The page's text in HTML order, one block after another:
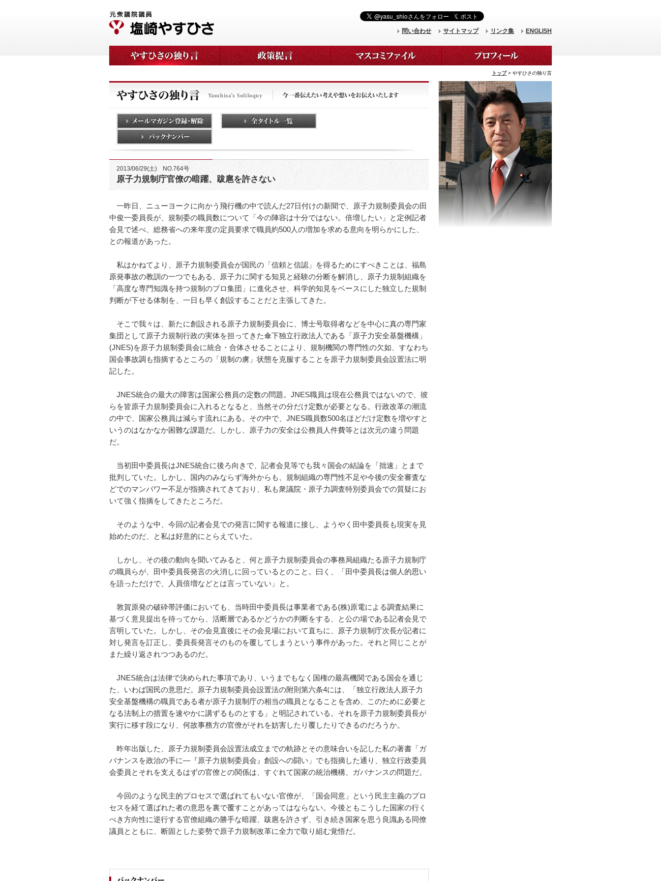
ENGLISH
リンク集
サイトマップ
問い合わせ
トップ> やすひさの独り言
2013/06/29(土) NO.764号
原子力規制庁官僚の暗躍、跋扈を許さない
一昨日、ニューヨークに向かう飛行機の中で読んだ27日付けの新聞で、原子力規制委員会の田
中俊一委員長が、規制委の職員数について「今の陣容は十分ではない。倍増したい」と定例記者
会見で述べ、総務省への来年度の定員要求で職員約500人の増加を求める意向を明らかにした、
との報道があった。
私はかねてより、原子力規制委員会が国民の「信頼と信認」を得るためにすべきことは、福島
原発事故の教訓の一つでもある、原子力に関する知見と経験の分断を解消し、原子力規制組織を
「高度な専門知識を持つ規制のプロ集団」に進化させ、科学的知見をベースにした独立した規制
判断が下せる体制を、一日も早く創設することだと主張してきた。
そこで我々は、新たに創設される原子力規制委員会に、博士号取得者などを中心に真の専門家
集団として原子力規制行政の実体を担ってきた傘下独立行政法人である「原子力安全基盤機構」
(JNES)を原子力規制委員会に統合・合体させることにより、規制機関の専門性の欠如、すなわち
国会事故調も指摘するところの「規制の虜」状態を克服することを原子力規制委員会設置法に明
記した。
JNES統合の最大の障害は国家公務員の定数の問題。JNES職員は現在公務員ではないので、彼
らを皆原子力規制委員会に入れるとなると、当然その分だけ定数が必要となる。行政改革の潮流
の中で、国家公務員は減らす流れにある。その中で、JNES職員数500名ほどだけ定数を増やすと
いうのはなかなか困難な課題だ。しかし、原子力の安全は公務員人件費等とは次元の違う問題
だ。
当初田中委員長はJNES統合に後ろ向きで、記者会見等でも我々国会の結論を「拙速」とまで
批判していた。しかし、国内のみならず海外からも、規制組織の専門性不足や今後の安全審査な
どでのマンパワー不足が指摘されてきており、私も衆議院・原子力調査特別委員会での質疑にお
いて強く指摘をしてきたところだ。
そのような中、今回の記者会見での発言に関する報道に接し、ようやく田中委員長も現実を見
始めたのだ、と私は好意的にとらえていた。
しかし、その後の動向を聞いてみると、何と原子力規制委員会の事務局組織たる原子力規制庁
の職員らが、田中委員長発言の火消しに回っているとのこと。曰く、「田中委員長は個人的思い
を語っただけで、人員倍増などとは言っていない」と。
敦賀原発の破砕帯評価においても、当時田中委員長は事業者である(株)原電による調査結果に
基づく意見提出を待ってから、活断層であるかどうかの判断をする、と公の場である記者会見で
言明していた。しかし、その会見直後にその会見場において直ちに、原子力規制庁次長が記者に
対し発言を訂正し、委員長発言そのものを覆してしまうという事件があった。それと同じことが
また繰り返されつつあるのだ。
JNES統合は法律で決められた事項であり、いうまでもなく国権の最高機関である国会を通じ
た、いわば国民の意思だ。原子力規制委員会設置法の附則第六条4には、「独立行政法人原子力
安全基盤機構の職員である者が原子力規制庁の相当の職員となることを含め、このために必要と
なる法制上の措置を速やかに講ずるものとする」と明記されている。それを原子力規制委員長が
実行に移す段になり、何故事務方の官僚がそれを妨害したり覆したりできるのだろうか。
昨年出版した、原子力規制委員会設置法成立までの軌跡とその意味合いを記した私の著書「ガ
バナンスを政治の手に―『原子力規制委員会』創設への闘い」でも指摘した通り、独立行政委員
会委員とそれを支えるはずの官僚との関係は、すぐれて国家の統治機構、ガバナンスの問題だ。
今回のような民主的プロセスで選ばれてもいない官僚が、「国会同意」という民主主義のプロ
セスを経て選ばれた者の意思を裏で覆すことがあってはならない。今後ともこうした国家の行く
べき方向性に逆行する官僚組織の勝手な暗躍、跋扈を許さず、引き続き国家を思う良識ある同僚
議員とともに、断固とした姿勢で原子力規制改革に全力で取り組む覚悟だ。